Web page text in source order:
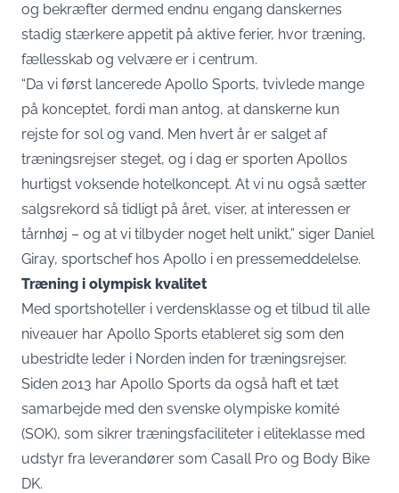
og bekræfter dermed endnu engang danskernes
stadig stærkere appetit på aktive ferier, hvor træning,
fællesskab og velvære er i centrum.
“Da vi først lancerede Apollo Sports, tvivlede mange
på konceptet, fordi man antog, at danskerne kun
rejste for sol og vand. Men hvert år er salget af
træningsrejser steget, og i dag er sporten Apollos
hurtigst voksende hotelkoncept. At vi nu også sætter
salgsrekord så tidligt på året, viser, at interessen er
tårnhøj – og at vi tilbyder noget helt unikt,” siger Daniel
Giray, sportschef hos Apollo i en pressemeddelelse.
Træning i olympisk kvalitet
Med sportshoteller i verdensklasse og et tilbud til alle
niveauer har Apollo Sports etableret sig som den
ubestridte leder i Norden inden for træningsrejser.
Siden 2013 har Apollo Sports da også haft et tæt
samarbejde med den svenske olympiske komité
(SOK), som sikrer træningsfaciliteter i eliteklasse med
udstyr fra leverandører som Casall Pro og Body Bike
DK.